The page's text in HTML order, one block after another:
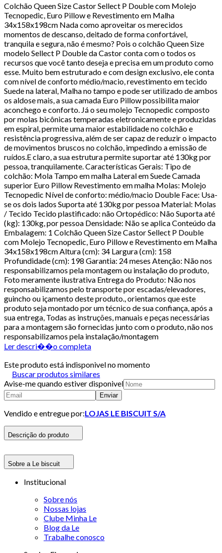
Colchão Queen Size Castor Sellect P Double com Molejo
Tecnopedic, Euro Pillow e Revestimento em Malha
34x158x198cm Nada como aproveitar os merecidos
momentos de descanso, deitado de forma confortável,
tranquila e segura, não é mesmo? Pois o colchão Queen Size
modelo Sellect P Double da Castor conta com o todos os
recursos que você tanto deseja e precisa em um produto como
esse. Muito bem estruturado e com design exclusivo, ele conta
com nível de conforto médio/macio, revestimento em tecido
Suede na lateral, Malha no tampo e pode ser utilizado de ambos
os aldose mais, a sua camada Euro Pillow possibilita maior
aconchego e conforto. Já o seu molejo Tecnopedic composto
por molas bicônicas temperadas eletronicamente e produzidas
em espiral, permite uma maior estabilidade no colchão e
resistência progressiva, além de ser capaz de reduzir o impacto
de movimentos bruscos no colchão, impedindo a emissão de
ruídos.E claro, a sua estrutura permite suportar até 130kg por
pessoa, tranquilamente. Características Gerais: Tipo de
colchão: Mola Tampo em malha Lateral em Suede Camada
superior Euro Pillow Revestimento em malha Molas: Molejo
Tecnopedic Nível de conforto: médio/macio Double Face: Usa-
se os dois lados Suporta até 130kg por pessoa Material: Molas
/ Tecido Tecido plastificado: não Ortopédico: Não Suporta até
(kg): 130kg, por pessoa Densidade: Não se aplica Conteúdo da
Embalagem: 1 Colchão Queen Size Castor Sellect P Double
com Molejo Tecnopedic, Euro Pillow e Revestimento em Malha
34x158x198cm Altura (cm): 34 Largura (cm): 158
Profundidade (cm): 198 Garantia: 24 meses Atenção: Não nos
responsabilizamos pela montagem ou instalação do produto,
Foto meramente ilustrativa Entrega do Produto: Não nos
responsabilizamos pelo transporte por escadas/elevadores,
guincho ou içamento deste produto., orientamos que este
produto seja montado por um técnico de sua confiança, após a
sua entrega, Todas as instruções, manuais e peças necessárias
para a montagem são fornecidas junto com o produto, não nos
responsabilizamos pela instalação/montagem
Ler descri��o completa
Este produto está indisponivel no momento
Buscar produtos similares
Avise-me quando estiver disponivel
Enviar
Vendido e entregue por:LOJAS LE BISCUIT S/A
Descrição do produto
Sobre a Le biscuit
Institucional
Sobre nós
Nossas lojas
Clube Minha Le
Blog da Le
Trabalhe conosco